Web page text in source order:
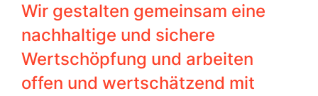
Wir gestalten gemeinsam eine
nachhaltige und sichere
Wertschöpfung und arbeiten
offen und wertschätzend mit